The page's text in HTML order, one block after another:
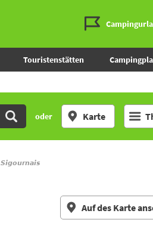
Touristenstätten
oder Karte
Sigournais
Auf des Karte